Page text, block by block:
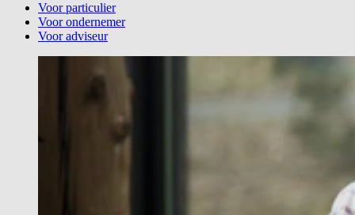
Voor particulier
Voor ondernemer
Voor adviseur